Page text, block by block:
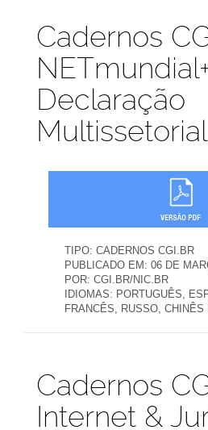
Publicações
Cadernos
Declaração
Multissetorial
TIPO: CADERNOS CGI.BR
PUBLICADO EM: 06 DE
POR: CGI.BR/NIC.BR
IDIOMAS: PORTUGUÊS,
FRANCÊS, RUSSO, CHINÊS
Publicações
Cadernos
Internet &